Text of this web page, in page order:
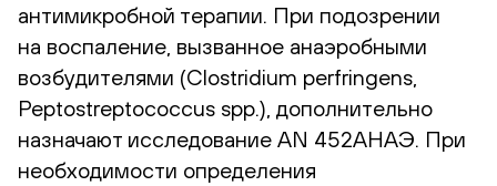
антимикробной терапии. При подозрении
на воспаление, вызванное анаэробными
возбудителями (Clostridium perfringens,
Peptostreptococcus spp.), дополнительно
назначают исследование AN 452АНАЭ. При
необходимости определения